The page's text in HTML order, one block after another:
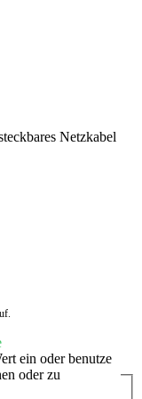
ein oder benutze
oder zu